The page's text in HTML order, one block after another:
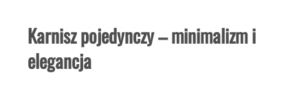
Karnisz pojedynczy – minimalizm i
elegancja